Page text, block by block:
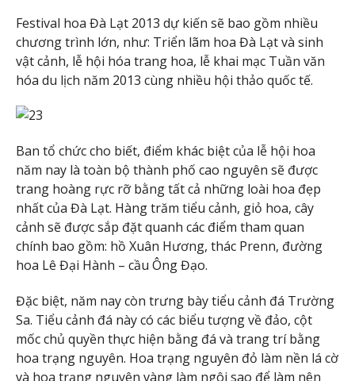
Festival hoa Đà Lạt 2013 dự kiến sẽ bao gồm nhiều
chương trình lớn, như: Triển lãm hoa Đà Lạt và sinh
vật cảnh, lễ hội hóa trang hoa, lễ khai mạc Tuần văn
hóa du lịch năm 2013 cùng nhiều hội thảo quốc tế.
Ban tổ chức cho biết, điểm khác biệt của lễ hội hoa
năm nay là toàn bộ thành phố cao nguyên sẽ được
trang hoàng rực rỡ bằng tất cả những loài hoa đẹp
nhất của Đà Lạt. Hàng trăm tiểu cảnh, giỏ hoa, cây
cảnh sẽ được sắp đặt quanh các điểm tham quan
chính bao gồm: hồ Xuân Hương, thác Prenn, đường
hoa Lê Đại Hành – cầu Ông Đạo.
Đặc biệt, năm nay còn trưng bày tiểu cảnh đá Trường
Sa. Tiểu cảnh đá này có các biểu tượng về đảo, cột
mốc chủ quyền thực hiện bằng đá và trang trí bằng
hoa trạng nguyên. Hoa trạng nguyên đỏ làm nền lá cờ
và hoa trạng nguyên vàng làm ngôi sao để làm nên